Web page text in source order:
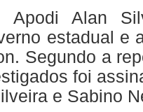
Apodi Alan
estadual e
Segundo a
foi
e Sabino